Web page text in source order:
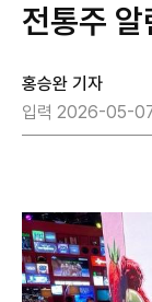
전통주 알
홍승완 기자
입력 2026-05-